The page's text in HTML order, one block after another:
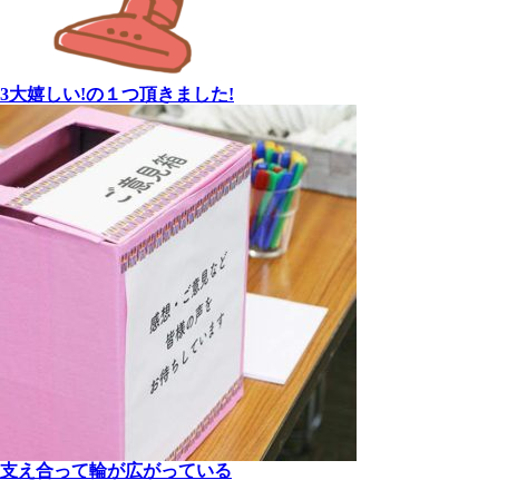
3大嬉しい!の１つ頂きました!
支え合って輪が広がっている